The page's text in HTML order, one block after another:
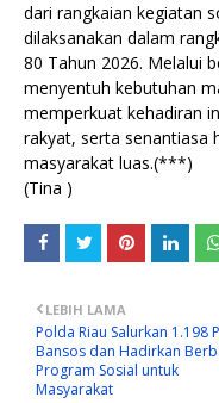
dari rangkaian kegiatan
dilaksanakan dalam
80 Tahun 2026. Melalui
menyentuh kebutuhan
memperkuat kehadiran
rakyat, serta senantiasa
masyarakat luas.(***)
(Tina )
LEBIH LAMA
Polda Riau Salurkan 1.198
Bansos dan Hadirkan
Program Sosial untuk
Masyarakat